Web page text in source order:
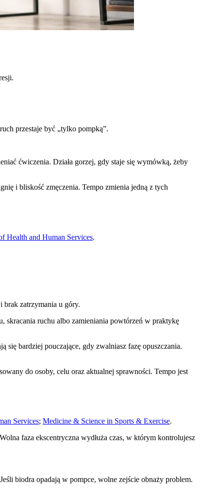
przestaje być „tylko pompką”.
ćwiczenia. Działa gorzej, gdy staje się wymówką, żeby
i bliskość zmęczenia. Tempo zmienia jedną z tych
Health and Human Services.
brak zatrzymania u góry.
skracania ruchu albo zamieniania powtórzeń w praktykę
się bardziej pouczające, gdy zwalniasz fazę opuszczania.
do osoby, celu oraz aktualnej sprawności. Tempo jest
Services; Medicine & Science in Sports & Exercise.
faza ekscentryczna wydłuża czas, w którym kontrolujesz
biodra opadają w pompce, wolne zejście obnaży problem.